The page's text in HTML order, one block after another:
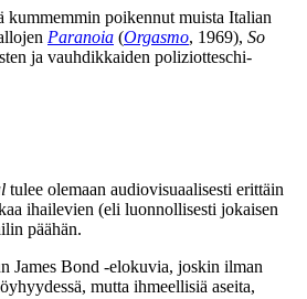
poikennut muista Italian
Paranoia (Orgasmo, 1969), So
ja vauhdikkaiden poliziotteschi-
tulee olemaan audiovisuaalisesti erittäin
ihailevien (eli luonnollisesti jokaisen
päähän.
James Bond ‑elokuvia, joskin ilman
mutta ihmeellisiä aseita,